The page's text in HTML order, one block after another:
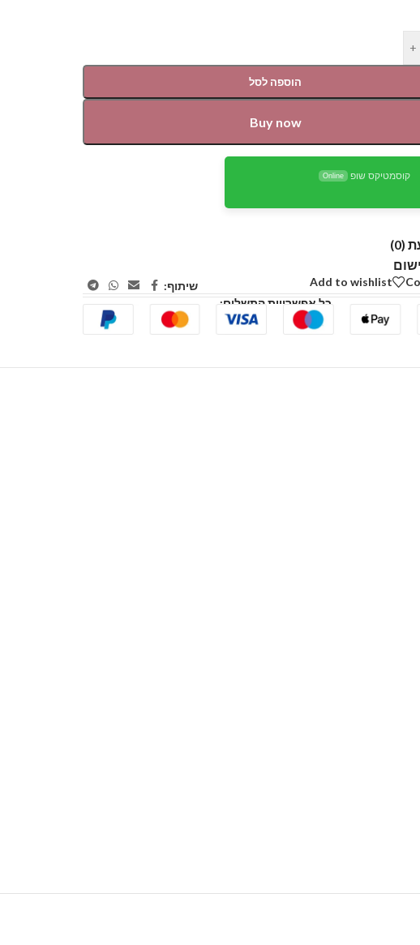
+
הוספה לסל
Buy now
קוסמטיקס שופ Online
(0)
Add to wishlist
שיתוף:
כל אפשרויות התשלום: